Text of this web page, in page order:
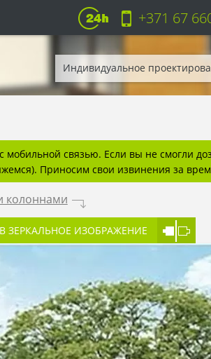
+371 67
Индивидуальное
связью. Если вы не смогли
Приносим свои извинения за
колоннами .
В ЗЕРКАЛЬНОЕ ИЗОБРАЖЕНИЕ